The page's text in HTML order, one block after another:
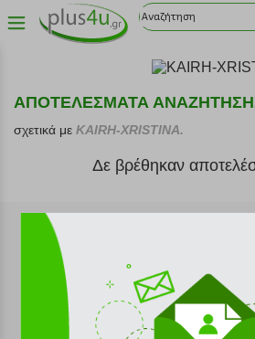
ΑΠΟΤΕΛΕΣΜΑΤΑ
σχετικά με KAIRH-XRISTINA.
Δε βρέθηκαν
Εγγραφή στο